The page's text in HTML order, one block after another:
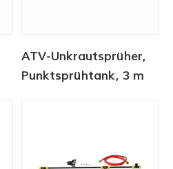
ATV-Unkrautsprüher,
Punktsprühtank, 3 m